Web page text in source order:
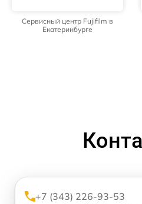
Сервисный центр Fujifilm в
Екатеринбурге
+7 (343) 226-93-53